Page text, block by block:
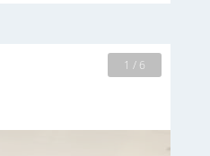
2 / 6